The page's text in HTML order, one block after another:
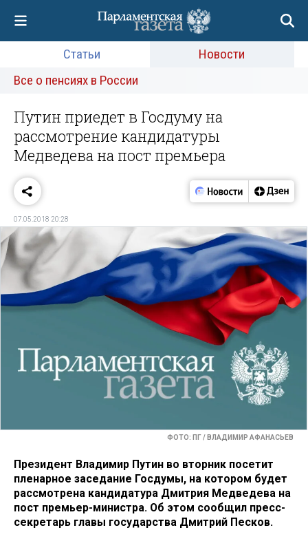
Статьи
Новости
Все о пенсиях в России
Путин приедет в Госдуму на
рассмотрение кандидатуры
Медведева на пост премьера
07.05.2018 20:28
ФОТО: ПГ / ВЛАДИМИР АФАНАСЬЕВ
Президент Владимир Путин во вторник посетит
пленарное заседание Госдумы, на котором будет
рассмотрена кандидатура Дмитрия Медведева на
пост премьер-министра. Об этом сообщил пресс-
секретарь главы государства Дмитрий Песков.